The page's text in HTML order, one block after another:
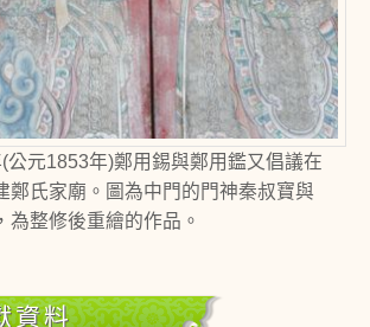
公元1853年)鄭用錫與鄭用鑑又倡議在
鄭氏家廟。圖為中門的門神秦叔寶與
為整修後重繪的作品。
資料